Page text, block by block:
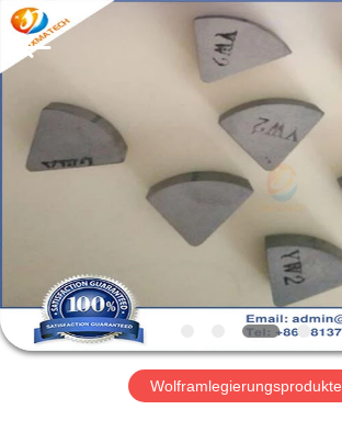
HAUS
PRODUKTE
UNS
FABRIK-
AUSFLUG
All
Rights
Reserved.
Developed
by
Wolframlegierungsprodukte